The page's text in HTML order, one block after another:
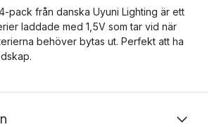
pack från danska Uyuni Lighting är ett
laddade med 1,5V som tar vid när
behöver bytas ut. Perfekt att ha